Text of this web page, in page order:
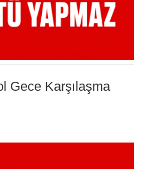
Gece Karşılaşma